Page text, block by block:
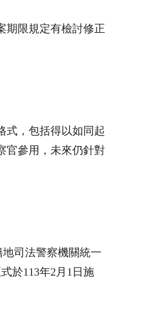
期限規定有檢討修正
式，包括得以如同起
官參用，未來仍針對
司法警察機關統一
於113年2 月 1 日施